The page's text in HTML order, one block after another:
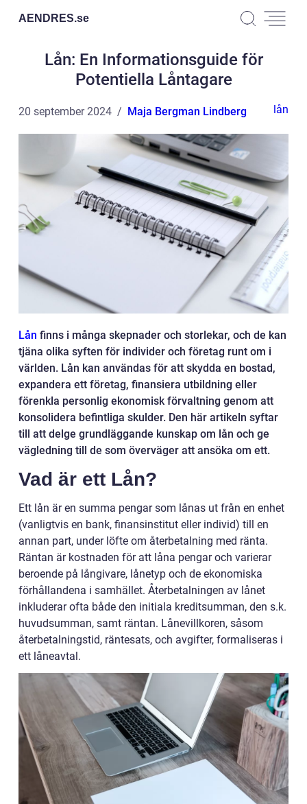
AENDRES.se
Lån: En Informationsguide för
Potentiella Låntagare
20 september 2024 Maja Bergman Lindberg lån
Lån finns i många skepnader och storlekar, och de kan
tjäna olika syften för individer och företag runt om i
världen. Lån kan användas för att skydda en bostad,
expandera ett företag, finansiera utbildning eller
förenkla personlig ekonomisk förvaltning genom att
konsolidera befintliga skulder. Den här artikeln syftar
till att delge grundläggande kunskap om lån och ge
vägledning till de som överväger att ansöka om ett.
Vad är ett Lån?
Ett lån är en summa pengar som lånas ut från en enhet
(vanligtvis en bank, finansinstitut eller individ) till en
annan part, under löfte om återbetalning med ränta.
Räntan är kostnaden för att låna pengar och varierar
beroende på långivare, lånetyp och de ekonomiska
förhållandena i samhället. Återbetalningen av lånet
inkluderar ofta både den initiala kreditsumman, den s.k.
huvudsumman, samt räntan. Lånevillkoren, såsom
återbetalningstid, räntesats, och avgifter, formaliseras i
ett låneavtal.